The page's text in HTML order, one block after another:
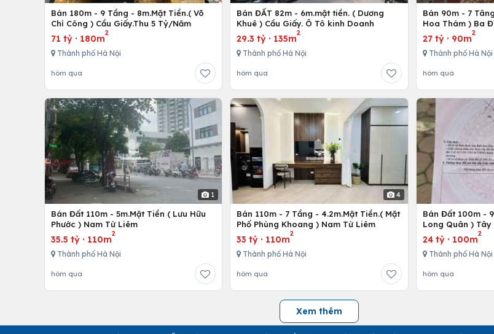
Bán 180m - 9 Tầng - 8m.Mặt Tiền.( Võ
Chí Công ) Cầu Giấy.Thu 5 Tỷ/Năm
71 tỷ · 180m
2
Thành phố Hà Nội
hôm qua
Bán ĐẤT 82m - 6m.mặt tiền. ( Dương
Khuê ) Cầu Giấy. Ô Tô kinh Doanh
29.3 tỷ · 135m
2
Thành phố Hà Nội
hôm qua
Bán 90m - 7
Hoa Thám ) Ba
27 tỷ· 90m
2
Thành phố Hà Nội
hôm qua
1
Bán Đất 110m - 5m.Mặt Tiền ( Lưu Hữu
Phước ) Nam Từ Liêm
35.5 tỷ · 110m
2
Thành phố Hà Nội
hôm qua
4
Bán 110m - 7 Tầng - 4.2m.Mặt Tiền.( Mặt
Phố Phùng Khoang ) Nam Từ Liêm
33 tỷ · 110m
2
Thành phố Hà Nội
hôm qua
Bán Đất 100m -
Long Quân ) Tây
24 tỷ· 100m
2
Thành phố Hà Nội
hôm qua
Xem thêm